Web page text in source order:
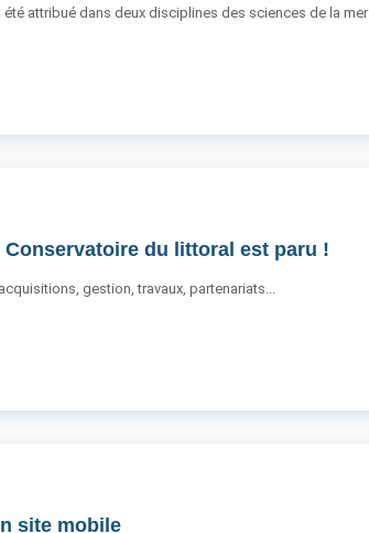
été attribué dans deux disciplines des sciences de la
du littoral est paru !
gestion, travaux, partenariats...
site mobile